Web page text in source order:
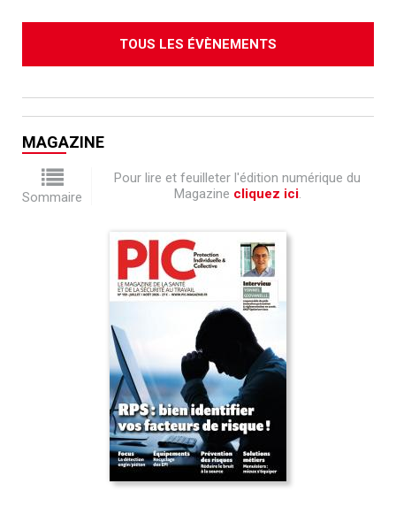
TOUS LES ÉVÈNEMENTS
MAGAZINE
Sommaire
Pour lire et feuilleter l'édition numérique du
Magazine cliquez ici.